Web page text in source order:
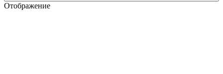
Отображение